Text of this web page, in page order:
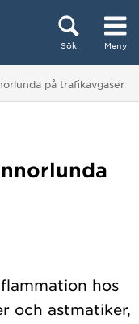
Sök Meny
på trafikavgaser
hos
och astmatiker,